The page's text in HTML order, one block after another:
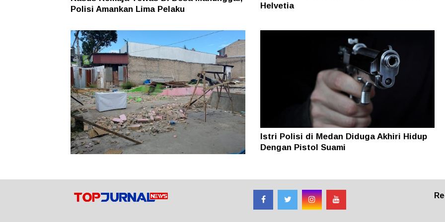
Polisi Amankan Lima Pelaku
Helvetia
Lapor ke Polres Dairi Gegara Tanah
Sengketa
Istri Polisi di Medan Diduga Akhiri Hidup
Dengan Pistol Suami